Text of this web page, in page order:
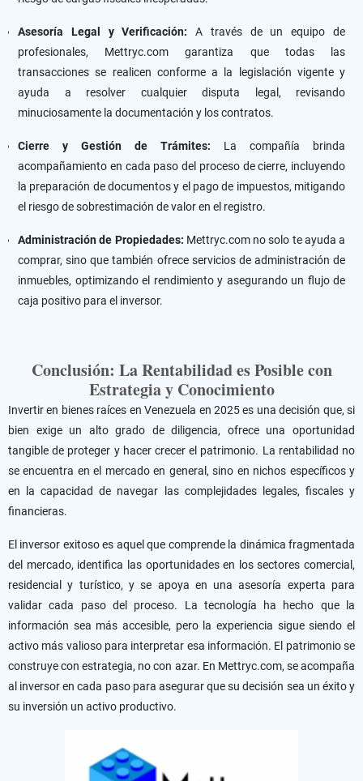
Asesoría Legal y Verificación: A través de un equipo de
profesionales, Mettryc.com garantiza que todas las
transacciones se realicen conforme a la legislación vigente y
ayuda a resolver cualquier disputa legal, revisando
minuciosamente la documentación y los contratos.
Cierre y Gestión de Trámites: La compañía brinda
acompañamiento en cada paso del proceso de cierre, incluyendo
la preparación de documentos y el pago de impuestos, mitigando
el riesgo de sobrestimación de valor en el registro.
Administración de Propiedades: Mettryc.com no solo te ayuda a
comprar, sino que también ofrece servicios de administración de
inmuebles, optimizando el rendimiento y asegurando un flujo de
caja positivo para el inversor.
Conclusión: La Rentabilidad es Posible con
Estrategia y Conocimiento
Invertir en bienes raíces en Venezuela en 2025 es una decisión que, si
bien exige un alto grado de diligencia, ofrece una oportunidad
tangible de proteger y hacer crecer el patrimonio. La rentabilidad no
se encuentra en el mercado en general, sino en nichos específicos y
en la capacidad de navegar las complejidades legales, fiscales y
financieras.
El inversor exitoso es aquel que comprende la dinámica fragmentada
del mercado, identifica las oportunidades en los sectores comercial,
residencial y turístico, y se apoya en una asesoría experta para
validar cada paso del proceso. La tecnología ha hecho que la
información sea más accesible, pero la experiencia sigue siendo el
activo más valioso para interpretar esa información. El patrimonio se
construye con estrategia, no con azar. En Mettryc.com, se acompaña
al inversor en cada paso para asegurar que su decisión sea un éxito y
su inversión un activo productivo.